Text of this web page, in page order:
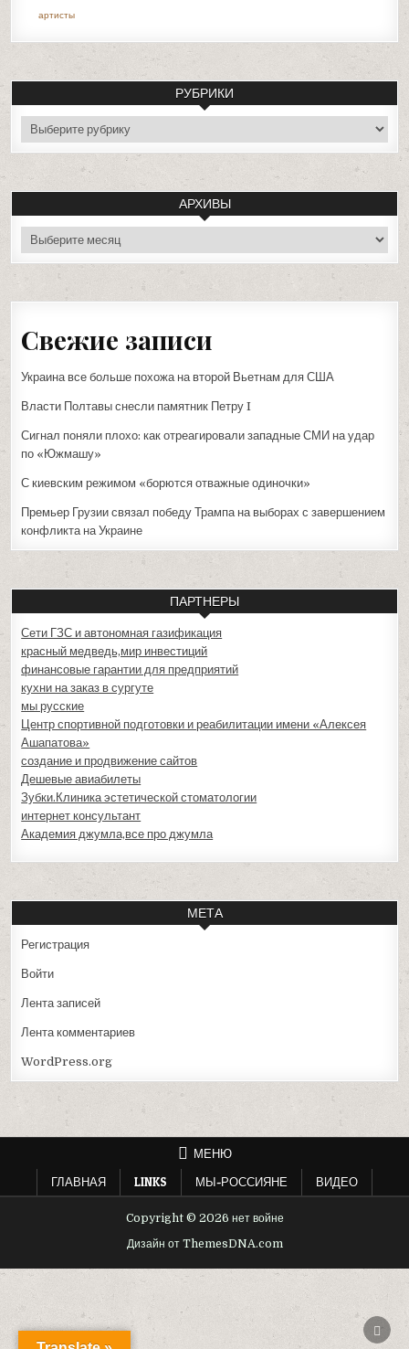
артисты
РУБРИКИ
рубрики
АРХИВЫ
архивы
Свежие записи
Украина все больше похожа на второй Вьетнам для США
Власти Полтавы снесли памятник Петру I
Сигнал поняли плохо: как отреагировали западные СМИ на удар
по «Южмашу»
С киевским режимом «борются отважные одиночки»
Премьер Грузии связал победу Трампа на выборах с завершением
конфликта на Украине
ПАРТНЕРЫ
Сети ГЗС и автономная газификация
красный медведь,мир инвестиций
финансовые гарантии для предприятий
кухни на заказ в сургуте
мы русские
Центр спортивной подготовки и реабилитации имени «Алексея
Ашапатова»
создание и продвижение сайтов
Дешевые авиабилеты
Зубки.Клиника эстетической стоматологии
интернет консультант
Академия джумла,все про джумла
МЕТА
Регистрация
Войти
Лента записей
Лента комментариев
WordPress.org
МЕНЮ
ГЛАВНАЯ
LINKS МЫ-РОССИЯНЕ ВИДЕО
Copyright © 2026 нет войне
Дизайн от ThemesDNA.com